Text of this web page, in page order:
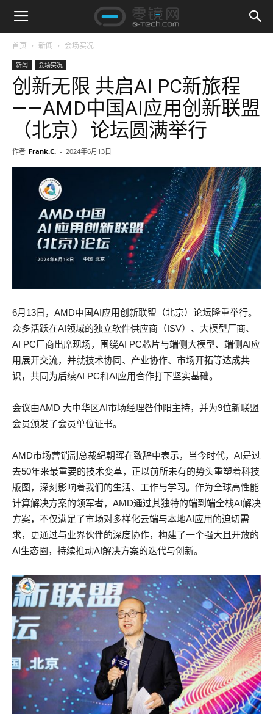
首页 新闻 会场实况
新闻 会场实况
创新无限 共启AI PC新旅程
——AMD中国AI应用创新联盟
（北京）论坛圆满举行
作者 Frank.C. - 2024年6月13日
6月13日，AMD中国AI应用创新联盟（北京）论坛隆重举行。
众多活跃在AI领域的独立软件供应商（ISV）、大模型厂商、
AI PC厂商出席现场，围绕AI PC芯片与端侧大模型、端侧AI应
用展开交流，并就技术协同、产业协作、市场开拓等达成共
识，共同为后续AI PC和AI应用合作打下坚实基础。
会议由AMD 大中华区AI市场经理昝仲阳主持，并为9位新联盟
会员颁发了会员单位证书。
AMD市场营销副总裁纪朝晖在致辞中表示，当今时代，AI是过
去50年来最重要的技术变革，正以前所未有的势头重塑着科技
版图，深刻影响着我们的生活、工作与学习。作为全球高性能
计算解决方案的领军者，AMD通过其独特的端到端全栈AI解决
方案，不仅满足了市场对多样化云端与本地AI应用的迫切需
求，更通过与业界伙伴的深度协作，构建了一个强大且开放的
AI生态圈，持续推动AI解决方案的迭代与创新。